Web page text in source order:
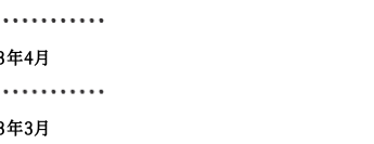
4月
3月